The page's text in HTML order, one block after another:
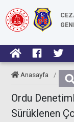
Anasayfa /
Ordu
Sürüklenen